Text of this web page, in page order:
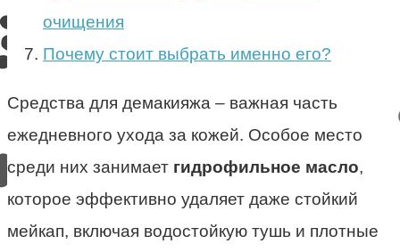
очищения
Почему стоит выбрать именно его?
Средства для демакияжа – важная часть
ежедневного ухода за кожей. Особое место
среди них занимает гидрофильное масло,
которое эффективно удаляет даже стойкий
мейкап, включая водостойкую тушь и плотные